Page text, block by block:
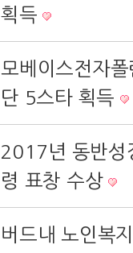
획득
모베이스전자
단 5스타 획득
2017년 동반성
령 표창 수상
버드내 노인복